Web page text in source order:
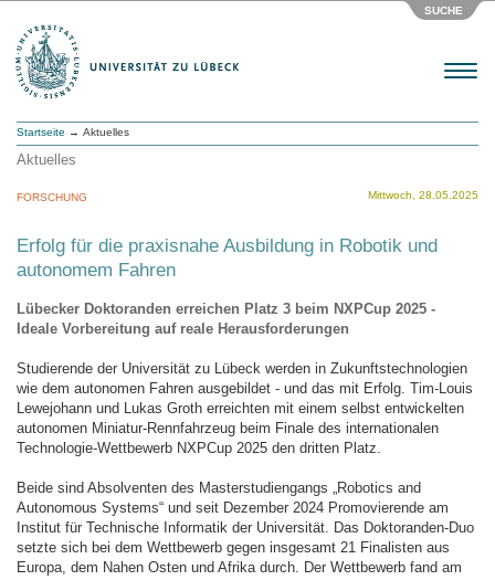
SUCHE
Menu
Startseite → Aktuelles
Aktuelles
Mittwoch, 28.05.2025
FORSCHUNG
Erfolg für die praxisnahe Ausbildung in Robotik und
autonomem Fahren
Lübecker Doktoranden erreichen Platz 3 beim NXPCup 2025 -
Ideale Vorbereitung auf reale Herausforderungen
Studierende der Universität zu Lübeck werden in Zukunftstechnologien
wie dem autonomen Fahren ausgebildet - und das mit Erfolg. Tim-Louis
Lewejohann und Lukas Groth erreichten mit einem selbst entwickelten
autonomen Miniatur-Rennfahrzeug beim Finale des internationalen
Technologie-Wettbewerb NXPCup 2025 den dritten Platz.
Beide sind Absolventen des Masterstudiengangs „Robotics and
Autonomous Systems“ und seit Dezember 2024 Promovierende am
Institut für Technische Informatik der Universität. Das Doktoranden-Duo
setzte sich bei dem Wettbewerb gegen insgesamt 21 Finalisten aus
Europa, dem Nahen Osten und Afrika durch. Der Wettbewerb fand am